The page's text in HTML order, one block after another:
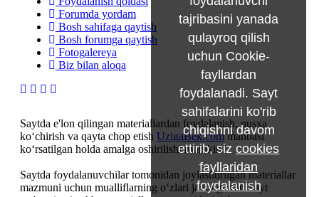
Forumda yordam
Bosh sahifaga qaytish
Bosh forumga qaytish
Fotogalereya
Biz bilan aloqa
Saytda e'lon qilingan materiallardan foydalanish, nusxa
ko‘chirish va qayta chop etish UzigaBek.commanbasi
ko‘rsatilgan holda amalga oshirilishi mumkin.
Saytda foydalanuvchilar tomonidan joylashtirilgan materiallar
mazmuni uchun mualliflarning o‘zlari javobgardir. Sayt
tajribasini yanada
qulayroq qilish
uchun Cookie-
fayllardan
foydalanadi. Sayt
sahifalarini ko'rib
chiqishni davom
ettirib, sizcookies
fayllaridan
foydalanish